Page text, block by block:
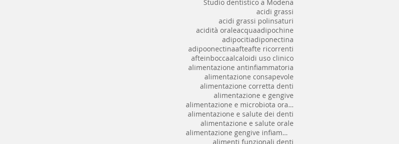
Studio dentistico a Modena
acidi grassi
acidi grassi polinsaturi
acidità oraleacquaadipochine
adipocitiadiponectina
adipoonectinaafteafte ricorrenti
afteinboccaalcaloidi uso clinico
alimentazione antinfiammatoria
alimentazione consapevole
alimentazione corretta denti
alimentazione e gengive
alimentazione e microbiota orale
alimentazione e salute dei denti
alimentazione e salute orale
alimentazione gengive infiammate
alimenti funzionali denti